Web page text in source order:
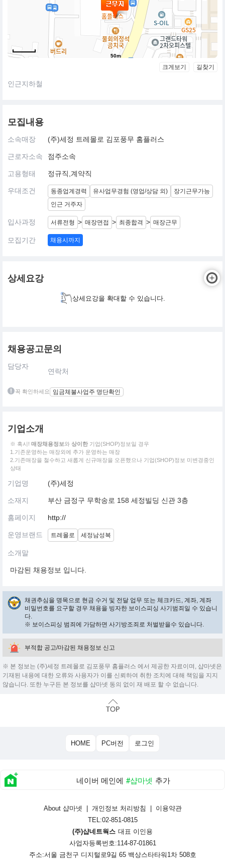
50m
크게보기 길찾기
인근지하철
모집내용
소속매장 (주)세정 트레몰로 김포풍무 홈플러스
근로자소속 점주소속
고용형태 정규직,계약직
우대조건 동종업계경력 유사업무경험 (영업/상담 외)
장기근무가능
인근 거주자
입사과정 서류전형 > 매장면접 > 최종합격 > 매장근무
모집기간 채용시까지
상세요강
상세요강을 확대할 수 있습니다.
채용공고문의
담당자
연락처
꼭 확인하세요 임금체불사업주 명단확인
기업소개
※ 혹시! 매장채용정보와 상이한 기업(SHOP)정보일 경우
1.기존운영하는 매장외에 추가 운영하는 매장
2.기존매장을 철수하고 새롭게 신규매장을 오픈했으나 기업(SHOP)정보 미변경중인
상태
기업명 (주)세정
소재지 부산 금정구 무학송로 158 세정빌딩 신관 3층
홈페이지 http://
운영브랜드 트레몰로 세정남성복
소개말
마감된 채용정보 입니다.
채권추심을 명목으로 현금 수거 및 전달 업무 또는 체크카드, 계좌, 계좌
비밀번호를 요구할 경우 채용을 빙자한 보이스피싱 사기범죄일 수 있습니
다.
※ 보이스피싱 범죄에 가담하면 사기방조죄로 처벌받을수 있습니다.
부적합 공고/마감된 채용정보 신고
※ 본 정보는 (주)세정 트레몰로 김포풍무 홈플러스 에서 제공한 자료이며, 샵마넷은
기재된 내용에 대한 오류와 사용자가 이를 신뢰하여 취한 조치에 대해 책임을 지지
않습니다. 또한 누구든 본 정보를 샵마넷 동의 없이 재 배포 할 수 없습니다.
HOME PC버전 로그인
네이버 메인에 #샵마넷 추가
About 샵마넷 개인정보 처리방침
이용약관
TEL:02-851-0815
(주)샵네트웍스 대표 이인용
사업자등록번호:114-87-01861
주소:서울 금천구 디지털로9길 65 백상스타타워1차 508호